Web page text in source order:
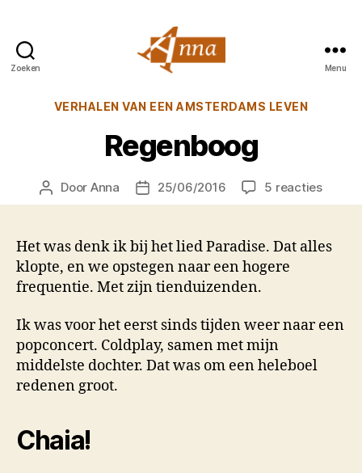
Zoeken
van
Menu
Categorieën
VERHALEN VAN EEN AMSTERDAMS LEVEN
Regenboog
Berichtauteur
Door Anna Berichtdatum
25/06/2016 5 reactiesop
Het was denk ik bij het lied Paradise. Dat alles
klopte, en we opstegen naar een hogere
frequentie. Met zijn tienduizenden.
Ik was voor het eerst sinds tijden weer naar een
popconcert. Coldplay, samen met mijn
middelste dochter. Dat was om een heleboel
redenen groot.
Chaia!